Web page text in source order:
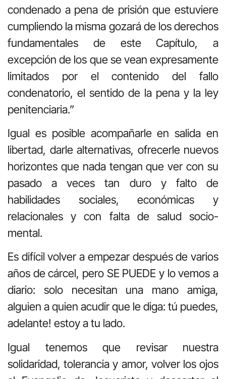
condenado a pena de prisión que estuviere
cumpliendo la misma gozará de los derechos
fundamentales de este Capítulo, a
excepción de los que se vean expresamente
limitados por el contenido del fallo
condenatorio, el sentido de la pena y la ley
penitenciaria.”
Igual es posible acompañarle en salida en
libertad, darle alternativas, ofrecerle nuevos
horizontes que nada tengan que ver con su
pasado a veces tan duro y falto de
habilidades sociales, económicas y
relacionales y con falta de salud socio-
mental.
Es difícil volver a empezar después de varios
años de cárcel, pero SE PUEDE y lo vemos a
diario: solo necesitan una mano amiga,
alguien a quien acudir que le diga: tú puedes,
adelante! estoy a tu lado.
Igual tenemos que revisar nuestra
solidaridad, tolerancia y amor, volver los ojos